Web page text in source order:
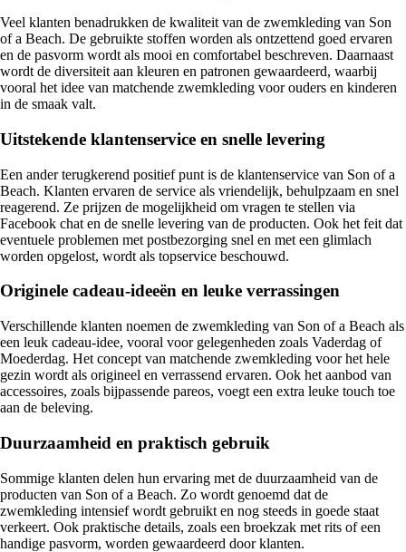
Veel klanten benadrukken de kwaliteit van de zwemkleding van Son
of a Beach. De gebruikte stoffen worden als ontzettend goed ervaren
en de pasvorm wordt als mooi en comfortabel beschreven. Daarnaast
wordt de diversiteit aan kleuren en patronen gewaardeerd, waarbij
vooral het idee van matchende zwemkleding voor ouders en kinderen
in de smaak valt.
Uitstekende klantenservice en snelle levering
Een ander terugkerend positief punt is de klantenservice van Son of a
Beach. Klanten ervaren de service als vriendelijk, behulpzaam en snel
reagerend. Ze prijzen de mogelijkheid om vragen te stellen via
Facebook chat en de snelle levering van de producten. Ook het feit dat
eventuele problemen met postbezorging snel en met een glimlach
worden opgelost, wordt als topservice beschouwd.
Originele cadeau-ideeën en leuke verrassingen
Verschillende klanten noemen de zwemkleding van Son of a Beach als
een leuk cadeau-idee, vooral voor gelegenheden zoals Vaderdag of
Moederdag. Het concept van matchende zwemkleding voor het hele
gezin wordt als origineel en verrassend ervaren. Ook het aanbod van
accessoires, zoals bijpassende pareos, voegt een extra leuke touch toe
aan de beleving.
Duurzaamheid en praktisch gebruik
Sommige klanten delen hun ervaring met de duurzaamheid van de
producten van Son of a Beach. Zo wordt genoemd dat de
zwemkleding intensief wordt gebruikt en nog steeds in goede staat
verkeert. Ook praktische details, zoals een broekzak met rits of een
handige pasvorm, worden gewaardeerd door klanten.